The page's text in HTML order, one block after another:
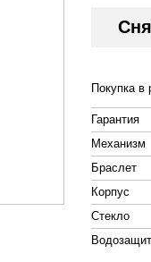
Покупка в
Гарантия
Механизм
Браслет
Корпус
Стекло